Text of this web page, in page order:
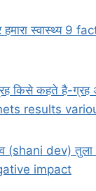
हमारा स्वास्थ्य 9
किसे कहते है-ग्रह
results
(shani dev) तुला
impact